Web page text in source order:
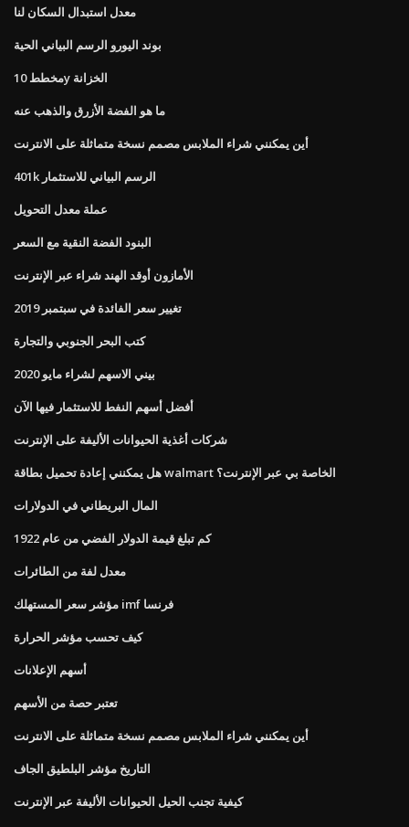
معدل استبدال السكان لنا
بوند اليورو الرسم البياني الحية
مخطط 10y الخزانة
ما هو الفضة الأزرق والذهب عنه
أين يمكنني شراء الملابس مصمم نسخة متماثلة على الانترنت
401k الرسم البياني للاستثمار
عملة معدل التحويل
البنود الفضة النقية مع السعر
الأمازون أوقد الهند شراء عبر الإنترنت
تغيير سعر الفائدة في سبتمبر 2019
كتب البحر الجنوبي والتجارة
بيني الاسهم لشراء مايو 2020
أفضل أسهم النفط للاستثمار فيها الآن
شركات أغذية الحيوانات الأليفة على الإنترنت
هل يمكنني إعادة تحميل بطاقة walmart الخاصة بي عبر الإنترنت؟
المال البريطاني في الدولارات
كم تبلغ قيمة الدولار الفضي من عام 1922
معدل لفة من الطائرات
مؤشر سعر المستهلك imf فرنسا
كيف تحسب مؤشر الحرارة
أسهم الإعلانات
تعتبر حصة من الأسهم
أين يمكنني شراء الملابس مصمم نسخة متماثلة على الانترنت
التاريخ مؤشر البلطيق الجاف
كيفية تجنب الحيل الحيوانات الأليفة عبر الإنترنت